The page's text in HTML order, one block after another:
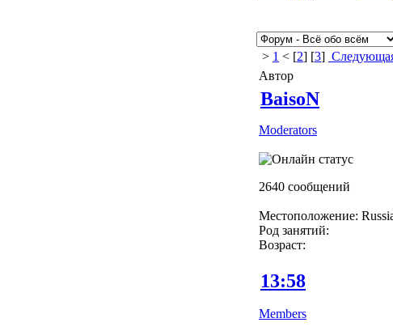
> 1 < [2] [3]
Автор
BaisoN
Moderators
2640 сообщений
Местоположение:
Род занятий:
Возраст:
13:58
Members